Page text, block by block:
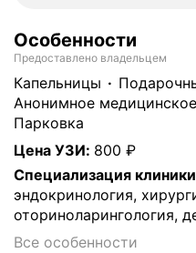
Особенности
Предоставлено владельцем
капельницы
анонимное
парковка
Цена УЗИ: 800 ₽
Специализация клиники
эндокринология,
оториноларингология,
гастроэнтерология,
Все особенности